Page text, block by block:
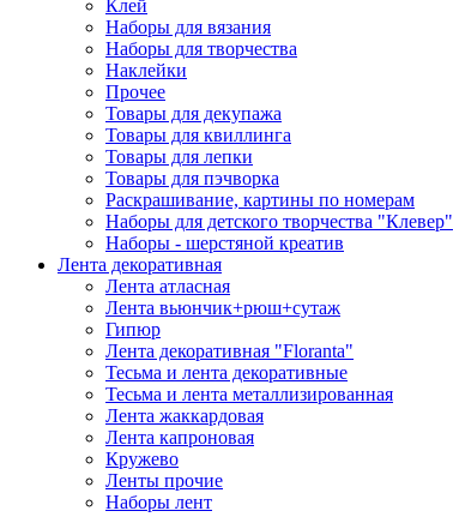
Клей
Наборы для вязания
Наборы для творчества
Наклейки
Прочее
Товары для декупажа
Товары для квиллинга
Товары для лепки
Товары для пэчворка
Раскрашивание, картины по номерам
Наборы для детского творчества "Клевер"
Наборы - шерстяной креатив
Лента декоративная
Лента атласная
Лента вьюнчик+рюш+сутаж
Гипюр
Лента декоративная "Floranta"
Тесьма и лента декоративные
Тесьма и лента металлизированная
Лента жаккардовая
Лента капроновая
Кружево
Ленты прочие
Наборы лент